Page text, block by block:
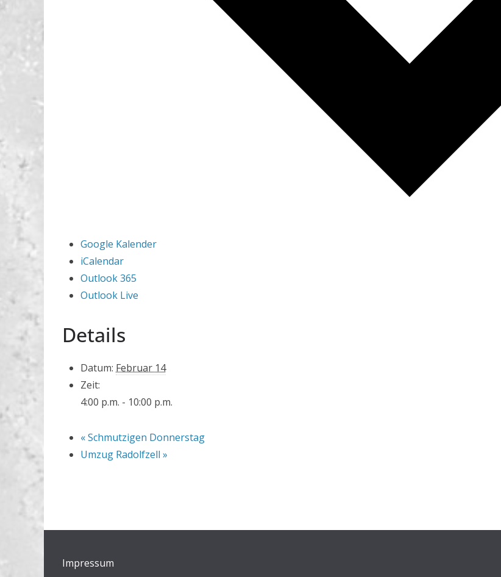
Google Kalender
iCalendar
Outlook 365
Outlook Live
Details
Datum: Februar 14
Zeit:
4:00 p.m. - 10:00 p.m.
«Schmutzigen Donnerstag
Umzug Radolfzell »
Impressum